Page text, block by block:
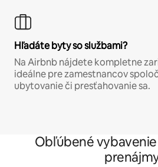
Hľadáte byty so službami?
Na Airbnb nájdete kompletne
ideálne pre zamestnancov
ubytovanie či presťahovanie sa.
Obľúbené